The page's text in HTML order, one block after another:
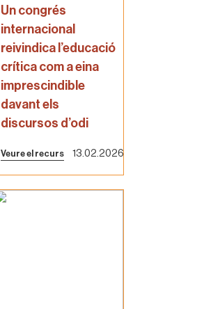
Un congrés
internacional
reivindica l’educació
crítica com a eina
imprescindible
davant els
discursos d’odi
Veure el recurs 13.02.2026